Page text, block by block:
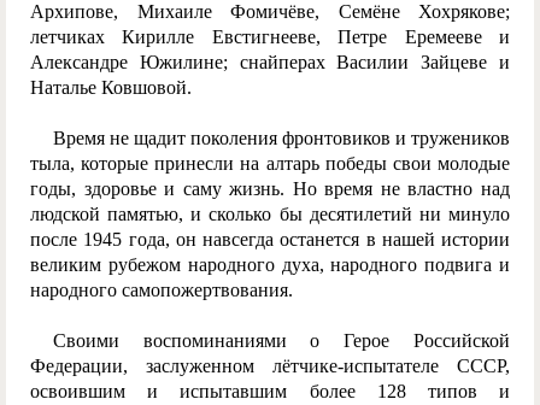
Архипове, Михаиле Фомичёве, Cемёне Хохрякове;
летчиках Кирилле Евстигнееве, Петре Еремееве и
Александре Южилине; снайперах Василии Зайцеве и
Наталье Ковшовой.
Время не щадит поколения фронтовиков и тружеников
тыла, которые принесли на алтарь победы свои молодые
годы, здоровье и саму жизнь. Но время не властно над
людской памятью, и сколько бы десятилетий ни минуло
после 1945 года, он навсегда останется в нашей истории
великим рубежом народного духа, народного подвига и
народного самопожертвования.
Своими воспоминаниями о Герое Российской
Федерации, заслуженном лётчике-испытателе СССР,
освоившим и испытавшим более 128 типов и